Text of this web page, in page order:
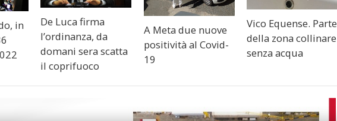
in
De Luca firma
l’ordinanza, da
domani sera scatta
il coprifuoco
A Meta due nuove
positività al Covid-
19
Vico Equense. Parte
della zona collinare
senza acqua